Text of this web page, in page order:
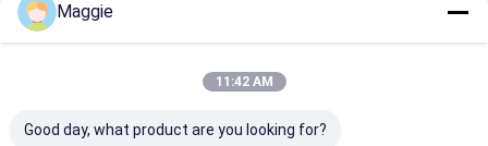
Recommended Products
Maggie
11:42 AM
Good day, what product are you looking for?